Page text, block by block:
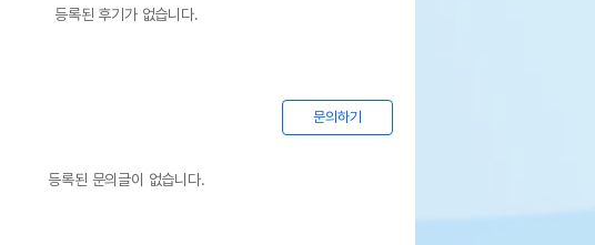
등록된 후기가 없습니다.
문의하기
등록된 문의글이 없습니다.